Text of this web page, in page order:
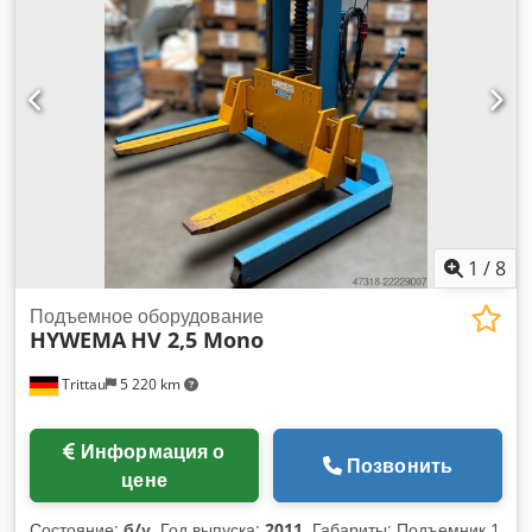
фотографиях инструменты и крепежные приспособления
входят в комплект поставки только в том случае, если это
указано в дополнительных сведениях. Изменения и ошибки
в технических данных и спецификациях, а также
возможность предварительной продажи сохраняются!
1 /8
Trittau 5 220 km
Подъемное оборудование
HYWEMA HV 2,5 Mono
цене
Позвонить